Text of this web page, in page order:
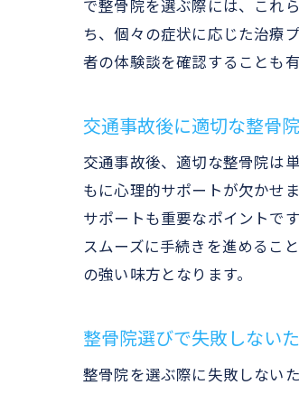
で整骨院を選ぶ際には、これ
ち、個々の症状に応じた治療
者の体験談を確認することも
交通事故後に適切な整骨
交通事故後、適切な整骨院は
もに心理的サポートが欠かせ
サポートも重要なポイントで
スムーズに手続きを進めるこ
の強い味方となります。
整骨院選びで失敗しない
整骨院を選ぶ際に失敗しない